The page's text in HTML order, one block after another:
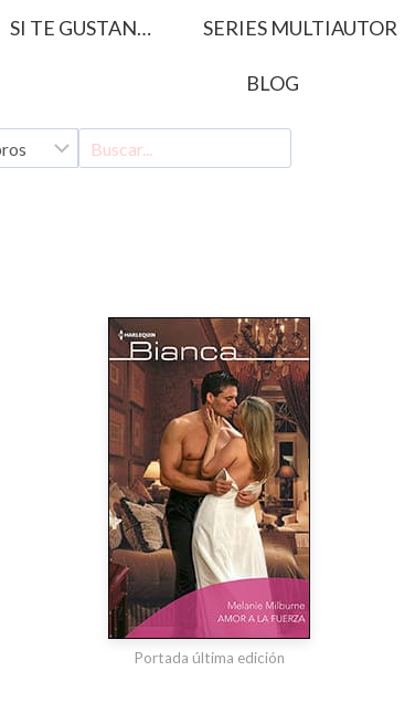
SI TE GUSTAN… SERIES MULTIAUTOR
BLOG
Portada última edición